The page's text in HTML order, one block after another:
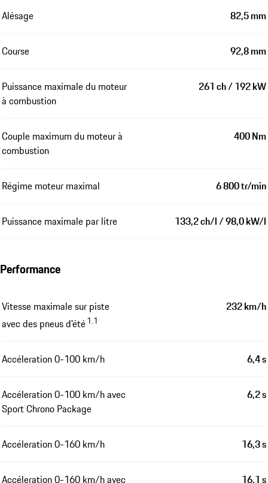
Alésage 82,5 mm
Course 92,8 mm
Puissance maximale du moteur
à combustion
261 ch / 192 kW
Couple maximum du moteur à
combustion
400 Nm
Régime moteur maximal 6 800 tr/min
Puissance maximale par litre 133,2 ch/l / 98,0 kW/l
Performance
Vitesse maximale sur piste
avec des pneus d'été1.1
232 km/h
Accéleration 0-100 km/h 6,4 s
Accéleration 0-100 km/h avec
Sport Chrono Package
6,2 s
Accéleration 0-160 km/h 16,3 s
Accéleration 0-160 km/h avec 16,1 s